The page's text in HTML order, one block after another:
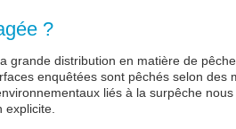
?
grande distribution en matière de
enquêtées sont pêchés selon des
liés à la surpêche nous
explicite.